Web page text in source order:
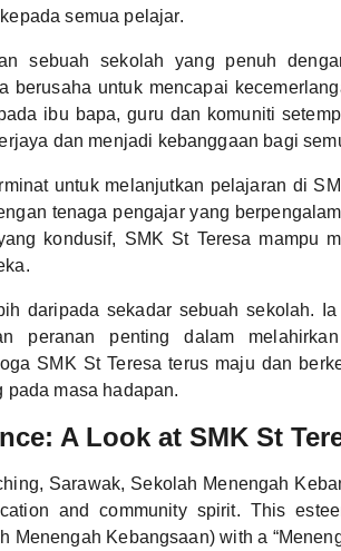
semua pelajar.
sebuah sekolah yang penuh
berusaha untuk mencapai
ibu bapa, guru dan komuniti
dan menjadi kebanggaan bagi
untuk melanjutkan pelajaran di
tenaga pengajar yang
kondusif, SMK St Teresa mampu
daripada sekadar sebuah sekolah.
peranan penting dalam
SMK St Teresa terus maju dan
pada masa hadapan.
A Look at SMK St
Sarawak, Sekolah Menengah
and community spirit. This
Menengah Kebangsaan) with a